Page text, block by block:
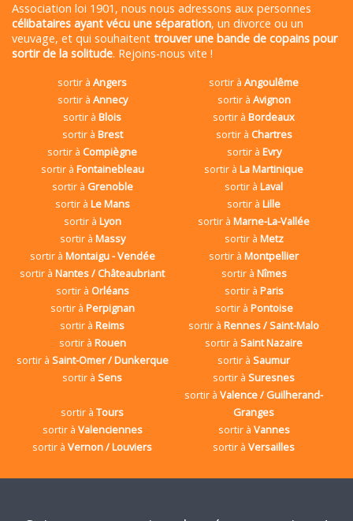
Association loi 1901, nous nous adressons aux personnes
célibataires ayant vécu une séparation, un divorce ou un
veuvage, et qui souhaitent trouver une bande de copains pour
sortir de la solitude. Rejoins-nous vite !
sortir àAngers sortir àAngoulême
sortir à Annecy sortir à Avignon
sortir àBlois sortir àBordeaux
sortir à Brest sortir à Chartres
sortir à Compiègne sortir à Evry
sortir à Fontainebleau sortir àLa Martinique
sortir à Grenoble sortir àLaval
sortir à Le Mans sortir àLille
sortir à Lyon sortir àMarne-La-Vallée
sortir à Massy sortir à Metz
sortir à Montaigu - Vendée sortir àMontpellier
sortir àNantes / Châteaubriant sortir à Nîmes
sortir à Orléans sortir à Paris
sortir à Perpignan sortir à Pontoise
sortir àReims sortir àRennes / Saint-Malo
sortir à Rouen sortir àSaint Nazaire
sortir à Saint-Omer / Dunkerque sortir àSaumur
sortir àSens sortir àSuresnes
sortir àTours
sortir àValence / Guilherand-
Granges
sortir à Valenciennes sortir à Vannes
sortir àVernon / Louviers sortir àVersailles